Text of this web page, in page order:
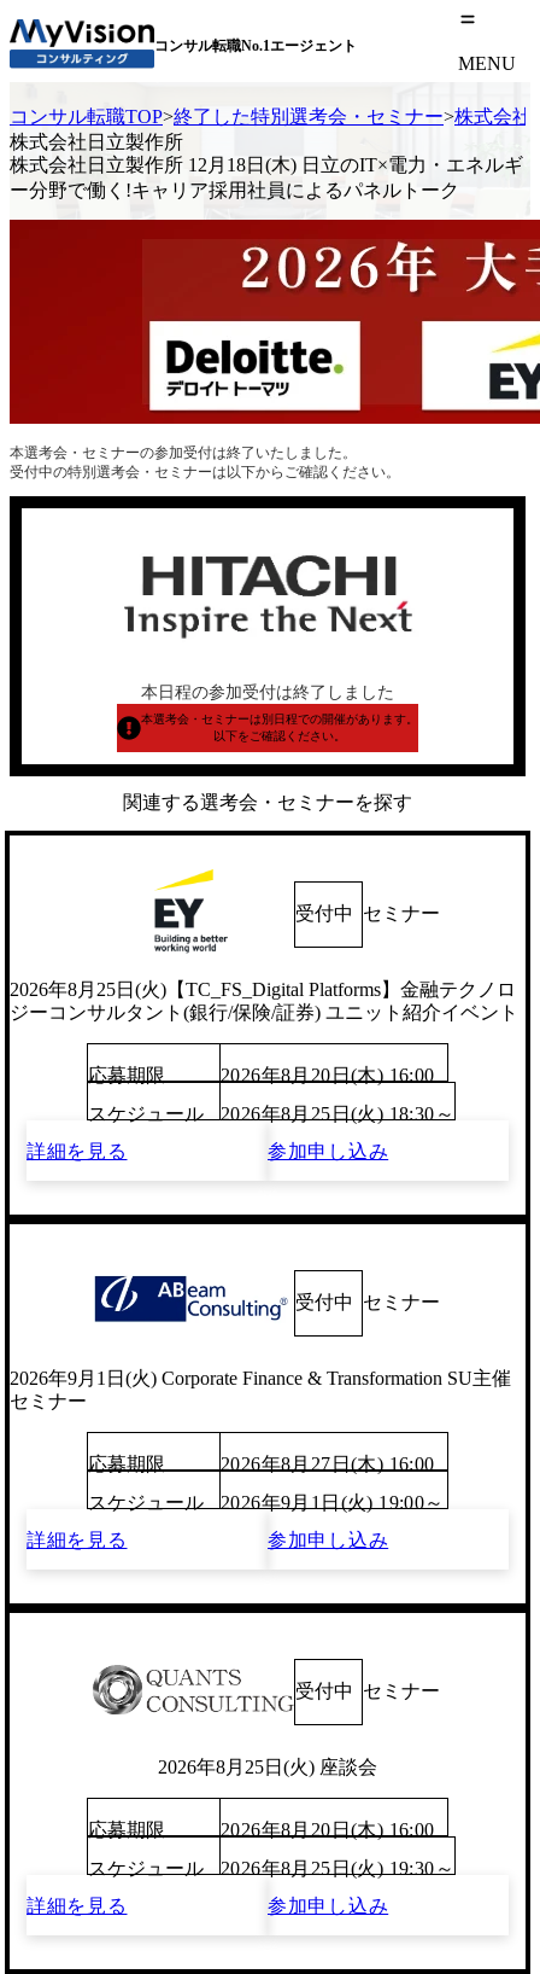
コンサル転職No.1エージェント
MENU
コンサル転職TOP>終了した特別選考会・セミナー>株式会社
株式会社日立製作所
株式会社日立製作所 12月18日(木) 日立のIT×電力・エネルギ
ー分野で働く!キャリア採用社員によるパネルトーク
本選考会・セミナーの参加受付は終了いたしました。
受付中の特別選考会・セミナーは以下からご確認ください。
本日程の参加受付は終了しました
本選考会・セミナーは別日程での開催があります。
以下をご確認ください。
関連する選考会・セミナーを探す
受付中 セミナー
2026年8月25日(火)【TC_FS_Digital Platforms】金融テクノロ
ジーコンサルタント(銀行/保険/証券) ユニット紹介イベント
応募期限
2026年8月20日(木) 16:00
スケジュール
2026年8月25日(火) 18:30～
詳細を見る
参加申し込み
受付中 セミナー
2026年9月1日(火) Corporate Finance & Transformation SU主催
セミナー
応募期限
2026年8月27日(木) 16:00
スケジュール
2026年9月1日(火) 19:00～
詳細を見る
参加申し込み
受付中 セミナー
2026年8月25日(火) 座談会
応募期限
2026年8月20日(木) 16:00
スケジュール
2026年8月25日(火) 19:30～
詳細を見る
参加申し込み